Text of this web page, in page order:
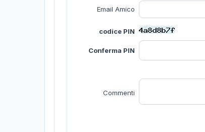
Email Amico
codice PIN
Conferma PIN
Commenti